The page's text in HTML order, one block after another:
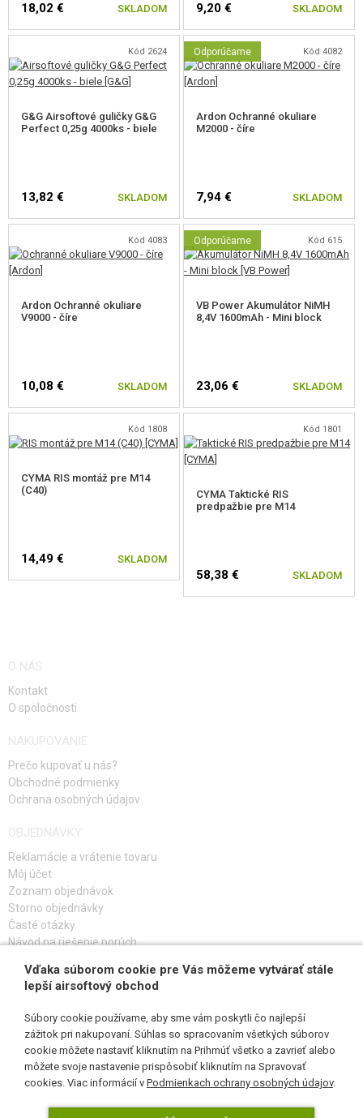
18,02 € SKLADOM 9,20 € SKLADOM
Kód 2624
G&G Airsoftové guličky G&G
Perfect 0,25g 4000ks - biele
13,82 € SKLADOM
Odporúčame Kód 4082
Ardon Ochranné okuliare
M2000 - číre
7,94 € SKLADOM
Kód 4083
Ardon Ochranné okuliare
V9000 - číre
10,08 € SKLADOM
Odporúčame Kód 615
VB Power Akumulátor NiMH
8,4V 1600mAh - Mini block
23,06 € SKLADOM
Kód 1808
CYMA RIS montáž pre M14
(C40)
14,49 € SKLADOM
Kód 1801
CYMA Taktické RIS
predpažbie pre M14
58,38 € SKLADOM
O NÁS
Kontakt
O spoločnosti
NAKUPOVANIE
Prečo kupovať u nás?
Obchodné podmienky
Ochrana osobných údajov
OBJEDNÁVKY
Reklamácie a vrátenie tovaru
Môj účet
Zoznam objednávok
Storno objednávky
Časté otázky
Návod na riešenie porúch
PRIHLÁS SA K ODBERU
SLEDUJ NÁS
Vďaka súborom cookie pre Vás môžeme vytvárať stále
lepší airsoftový obchod
Súbory cookie používame, aby sme vám poskytli čo najlepší
zážitok pri nakupovaní. Súhlas so spracovaním všetkých súborov
cookie môžete nastaviť kliknutím na Prihmúť všetko a zavrieť alebo
môžete svoje nastavenie prispôsobiť kliknutím na Spravovať
cookies. Viac informácií v Podmienkach ochrany osobných údajov.